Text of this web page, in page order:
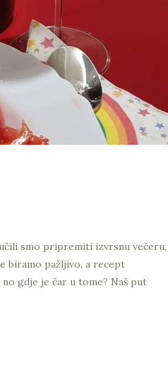
smo pripremiti izvrsnu večeru,
biramo pažljivo, a recept
gdje je čar u tome? Naš put